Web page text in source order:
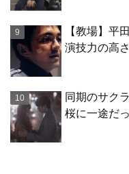
【教場】平
演技力の高
同期のサク
桜に一途だ